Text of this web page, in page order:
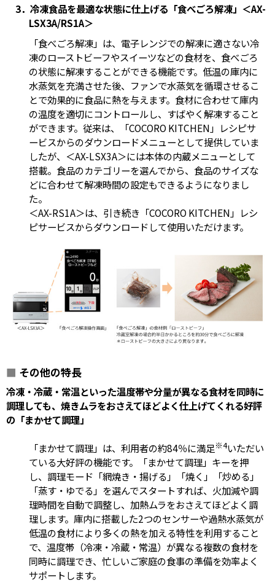
3．冷凍食品を最適な状態に仕上げる「食べごろ解凍」＜AX-
LSX3A/RS1A＞
「食べごろ解凍」は、電子レンジでの解凍に適さない冷
凍のローストビーフやスイーツなどの食材を、食べごろ
の状態に解凍することができる機能です。低温の庫内に
水蒸気を充満させた後、ファンで水蒸気を循環させるこ
とで効果的に食品に熱を与えます。食材に合わせて庫内
の温度を適切にコントロールし、すばやく解凍すること
ができます。従来は、「COCORO KITCHEN」レシピサ
ービスからのダウンロードメニューとして提供していま
したが、＜AX-LSX3A＞には本体の内蔵メニューとして
搭載。食品のカテゴリーを選んでから、食品のサイズな
どに合わせて解凍時間の設定もできるようになりまし
た。
＜AX-RS1A＞は、引き続き「COCORO KITCHEN」レシ
ピサービスからダウンロードして使用いただけます。
■ その他の特長
冷凍・冷蔵・常温といった温度帯や分量が異なる食材を同時に
調理しても、焼きムラをおさえてほどよく仕上げてくれる好評
の「まかせて調理」
「まかせて調理」は、利用者の約84％に満足※4いただい
ている大好評の機能です。「まかせて調理」キーを押
し、調理モード「網焼き・揚げる」「焼く」「炒める」
「蒸す・ゆでる」を選んでスタートすれば、火加減や調
理時間を自動で調整し、加熱ムラをおさえてほどよく調
理します。庫内に搭載した2つのセンサーや過熱水蒸気が
低温の食材により多くの熱を加える特性を利用すること
で、温度帯（冷凍・冷蔵・常温）が異なる複数の食材を
同時に調理でき、忙しいご家庭の食事の準備を効率よく
サポートします。